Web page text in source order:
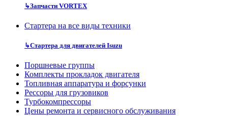
↳Запчасти VORTEX
Стартера на все виды техники
↳Стартера для двигателей Isuzu
Поршневые группы
Комплекты прокладок двигателя
Топливная аппаратура и форсунки
Рессоры для грузовиков
Турбокомпрессоры
Цены ремонта и сервисного обслуживания